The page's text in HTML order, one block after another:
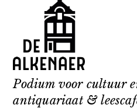
content
Podium voor cultuur
antiquariaat &